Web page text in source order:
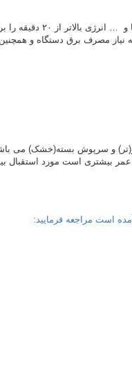
معمولا سازمان ها ، اداره جات، بیمارستان، دیتا
نیاز مصرف برق دستگاه و
و سرپوش بسته(خشک) می
بیشتری است مورد استقبال